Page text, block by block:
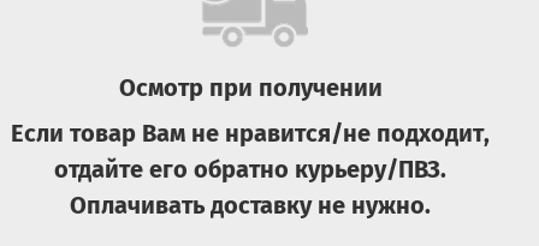
Осмотр при получении
Если товар Вам не нравится/не подходит,
отдайте его обратно курьеру/ПВЗ.
Оплачивать доставку не нужно.